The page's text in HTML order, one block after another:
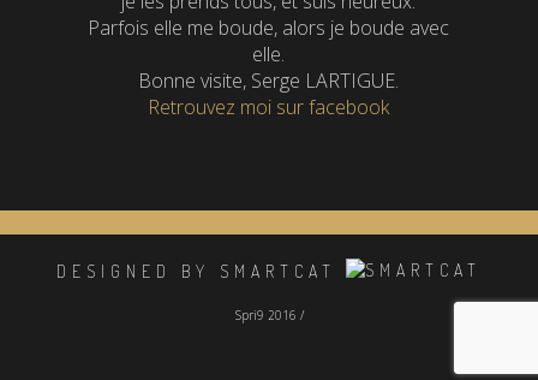
Parfois elle me boude, alors je boude avec
elle.
Bonne visite, Serge LARTIGUE.
Retrouvez moi sur facebook
DESIGNED BY SMARTCAT
Spri9 2016 /